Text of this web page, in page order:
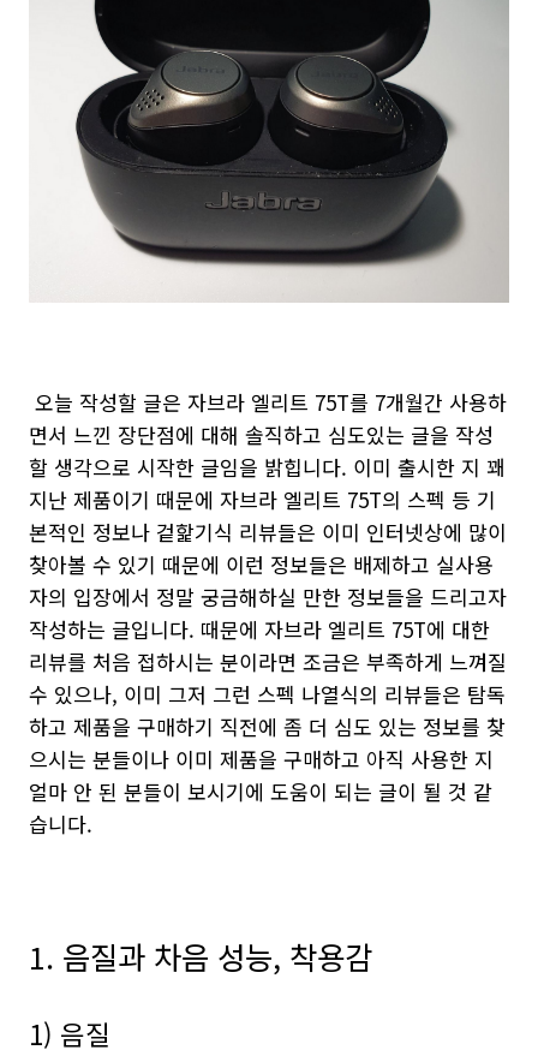
오늘 작성할 글은 자브라 엘리트 75T를 7개월간 사용하
면서 느낀 장단점에 대해 솔직하고 심도있는 글을 작성
할 생각으로 시작한 글임을 밝힙니다. 이미 출시한 지 꽤
지난 제품이기 때문에 자브라 엘리트 75T의 스펙 등 기
본적인 정보나 겉핥기식 리뷰들은 이미 인터넷상에 많이
찾아볼 수 있기 때문에 이런 정보들은 배제하고 실사용
자의 입장에서 정말 궁금해하실 만한 정보들을 드리고자
작성하는 글입니다. 때문에 자브라 엘리트 75T에 대한
리뷰를 처음 접하시는 분이라면 조금은 부족하게 느껴질
수 있으나, 이미 그저 그런 스펙 나열식의 리뷰들은 탐독
하고 제품을 구매하기 직전에 좀 더 심도 있는 정보를 찾
으시는 분들이나 이미 제품을 구매하고 아직 사용한 지
얼마 안 된 분들이 보시기에 도움이 되는 글이 될 것 같
습니다.
1. 음질과 차음 성능, 착용감
1) 음질